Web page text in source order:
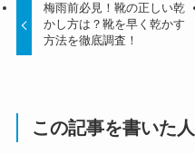
梅雨前必見！靴の正しい乾
かし方は？靴を早く乾かす
方法を徹底調査！
この記事を書いた人